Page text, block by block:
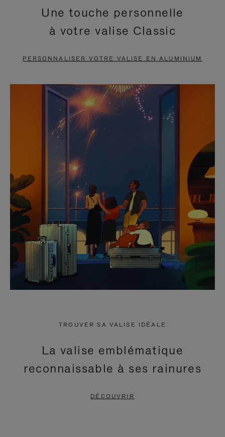
EN
PAUSE,
APPUYEZ
POUR
METTRE
PAUSE
VIDÉO
EST
DÉSACTIVÉ.
CLIQUER
POUR
RÉACTIVER
LE
SON
Une touche personnelle
à votre valise Classic
PERSONNALISER VOTRE VALISE EN ALUMINIUM
TROUVER SA VALISE IDÉALE
La valise emblématique
reconnaissable à ses rainures
DÉCOUVRIR